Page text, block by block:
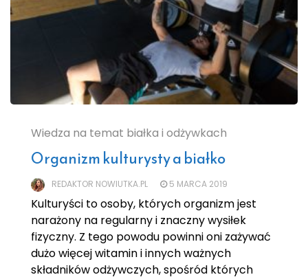
Wiedza na temat białka i odżywkach
Organizm kulturysty a białko
REDAKTOR NOWIUTKA.PL 5 MARCA 2019
Kulturyści to osoby, których organizm jest
narażony na regularny i znaczny wysiłek
fizyczny. Z tego powodu powinni oni zażywać
dużo więcej witamin i innych ważnych
składników odżywczych, spośród których